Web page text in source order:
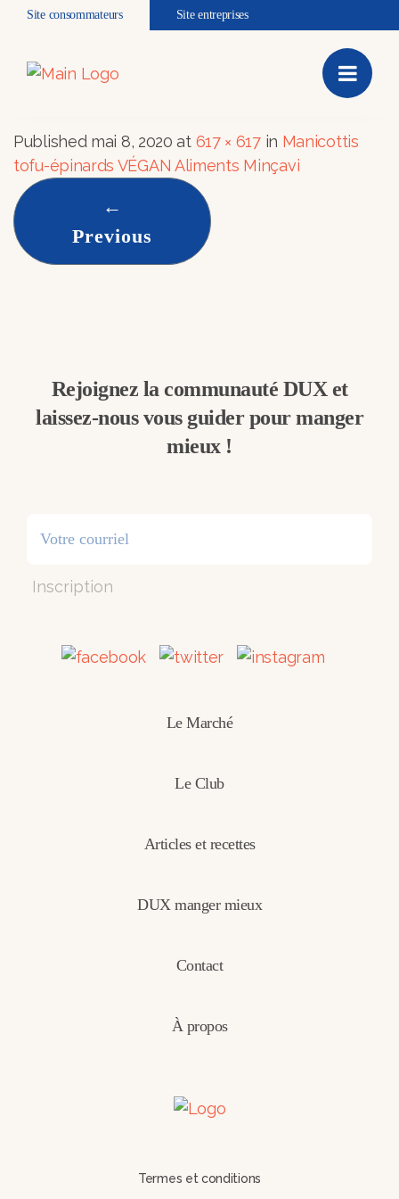
Site consommateurs Site entreprises
minéraux
7. vitamines ou
minéraux
Published mai 8, 2020 at 617 × 617in Manicottis
tofu-épinards VÉGAN Aliments Minçavi
←
Previous
Rejoignez la communauté DUX et
laissez-nous vous guider pour manger
mieux !
Inscription
Le Marché
Le Club
Articles et recettes
DUX manger mieux
Contact
À propos
Termes et conditions